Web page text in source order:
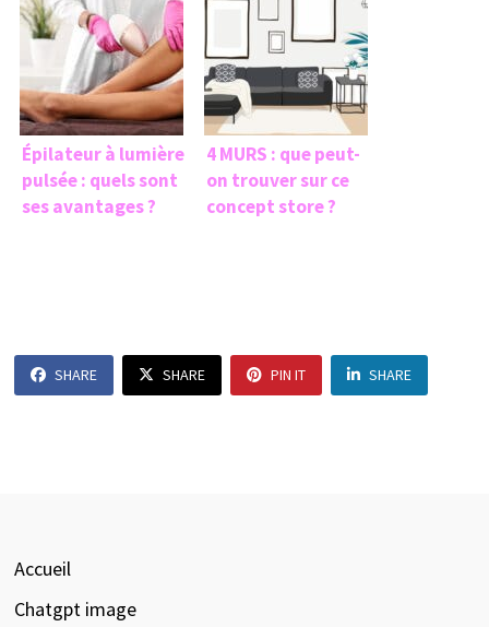
Épilateur à lumière
pulsée : quels sont
ses avantages ?
4 MURS : que peut-
on trouver sur ce
concept store ?
SHARE SHARE PIN IT SHARE
Accueil
Chatgpt image